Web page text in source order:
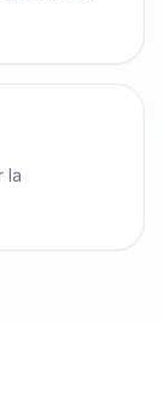
la